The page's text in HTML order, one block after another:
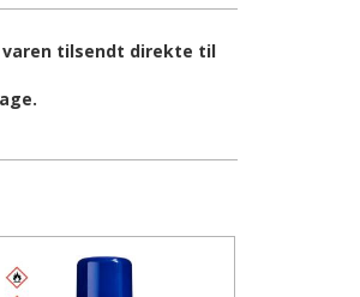
varen tilsendt direkte til